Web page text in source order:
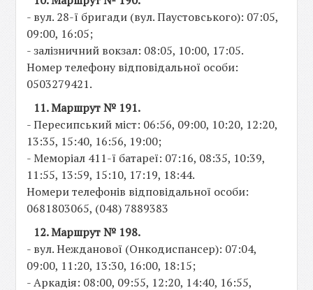
- вул. 28-ї бригади (вул. Паустовського): 07:05,
09:00, 16:05;
- залізничний вокзал: 08:05, 10:00, 17:05.
Номер телефону відповідальної особи:
0503279421.
11. Маршрут № 191.
- Пересипський міст: 06:56, 09:00, 10:20, 12:20,
13:35, 15:40, 16:56, 19:00;
- Меморіал 411-ї батареї: 07:16, 08:35, 10:39,
11:55, 13:59, 15:10, 17:19, 18:44.
Номери телефонів відповідальної особи:
0681803065, (048) 7889383
12. Маршрут № 198.
- вул. Нежданової (Онкодиспансер): 07:04,
09:00, 11:20, 13:30, 16:00, 18:15;
- Аркадія: 08:00, 09:55, 12:20, 14:40, 16:55,